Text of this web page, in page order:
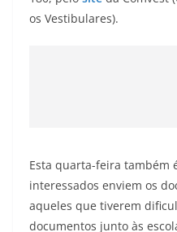
os Vestibulares).
Esta quarta-feira também
interessados enviem os
aqueles que tiverem
documentos junto às